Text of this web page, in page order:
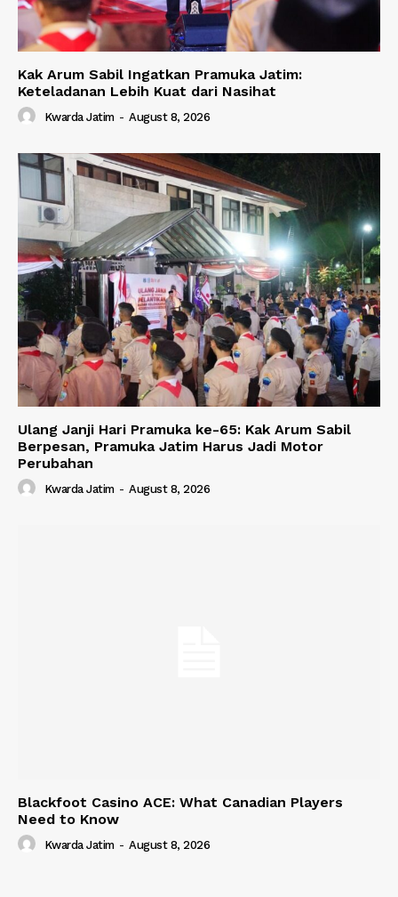
Kak Arum Sabil Ingatkan Pramuka Jatim:
Keteladanan Lebih Kuat dari Nasihat
Kwarda Jatim - August 8, 2026
Ulang Janji Hari Pramuka ke-65: Kak Arum Sabil
Berpesan, Pramuka Jatim Harus Jadi Motor
Perubahan
Kwarda Jatim - August 8, 2026
Blackfoot Casino ACE: What Canadian Players
Need to Know
Kwarda Jatim - August 8, 2026